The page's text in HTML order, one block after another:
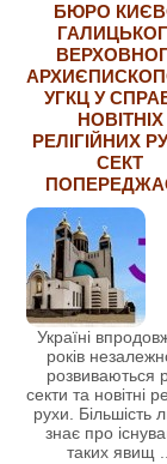
БЮРО
УГКЦ У
НОВІТНІХ
РЕЛІГІЙНИХ
СЕКТ
Україні
років
розвиваються
секти та новітні
рухи. Більшість
знає про
таких явищ